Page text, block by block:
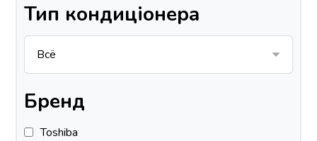
Тип кондиціонера
Бренд
Toshiba